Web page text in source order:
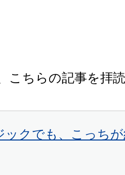
こちらの記事を拝
ックでも、こっち